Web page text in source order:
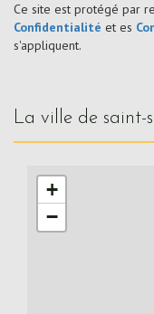
Ce site est protégé par
Confidentialité et es
s'appliquent.
la ville de saint-
+
−